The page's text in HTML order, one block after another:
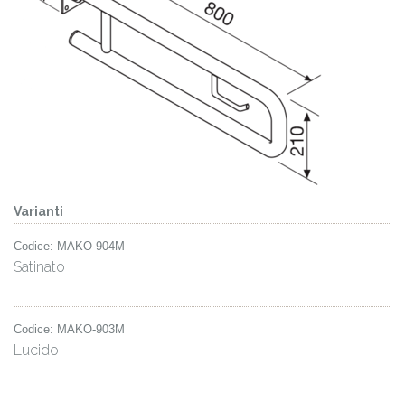
Varianti
Codice: MAKO-904M
Satinato
Codice: MAKO-903M
Lucido